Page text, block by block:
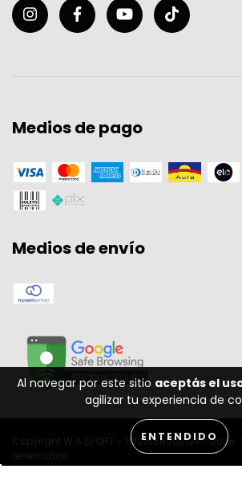
Al navegar por este sitio aceptás el
agilizar tu experiencia de
ENTENDIDO
Medios de pago
Medios de envío
Copyright W A SPORT - 11301556000134 -
reservados.